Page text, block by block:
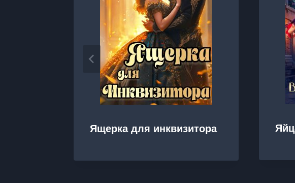
Ящерка для инквизитора